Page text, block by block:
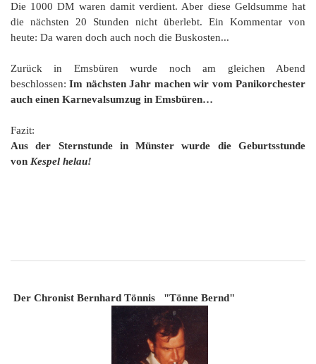
Die 1000 DM waren damit verdient. Aber diese Geldsumme hat
die nächsten 20 Stunden nicht überlebt. Ein Kommentar von
heute: Da waren doch auch noch die Buskosten...
Zurück in Emsbüren wurde noch am gleichen Abend
beschlossen:Im nächsten Jahr machen wir vom Panikorchester
auch einen Karnevalsumzug in Emsbüren…
Fazit:
Aus der Sternstunde in Münster wurde die Geburtsstunde
von Kespel helau!
Der Chronist Bernhard Tönnis "Tönne Bernd"